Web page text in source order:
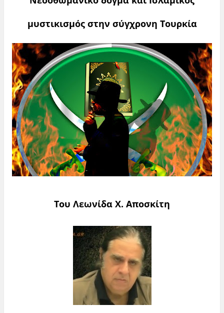
μυστικισμός στην σύγχρονη Τουρκία
Του Λεωνίδα Χ. Αποσκίτη